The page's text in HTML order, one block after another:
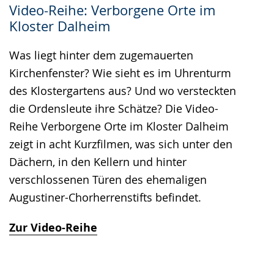
Video-Reihe: Verborgene Orte im
Kloster Dalheim
Was liegt hinter dem zugemauerten
Kirchenfenster? Wie sieht es im Uhrenturm
des Klostergartens aus? Und wo versteckten
die Ordensleute ihre Schätze? Die Video-
Reihe Verborgene Orte im Kloster Dalheim
zeigt in acht Kurzfilmen, was sich unter den
Dächern, in den Kellern und hinter
verschlossenen Türen des ehemaligen
Augustiner-Chorherrenstifts befindet.
Zur Video-Reihe